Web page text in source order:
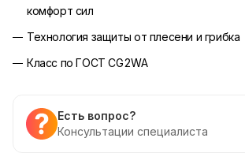
комфорт сил
Технология защиты от плесени и грибка
Класс по ГОСТ CG2WA
Есть вопрос?
Консультации специалиста